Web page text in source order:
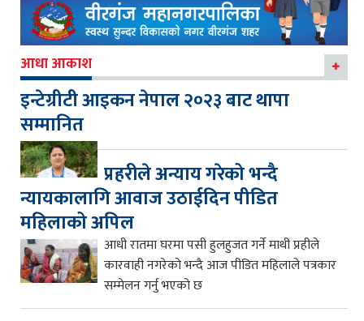
आधा आकाश
इन्टेग्रीटी आइकन नेपाल २०२३ बाट थापा
सम्मानित
प्रहरीले अन्याय गरेको भन्दै
न्यायकालागि आवाज उठाईदिन पीडित
महिलाको अपिल
आधी रातमा घरमा पसी हुलहुजत गर्ने माथी प्रहीले
कारवाही नगरेको भन्दै आज पीडित महिलाले पत्रकार
सम्मेलन गर्नु भएको छ